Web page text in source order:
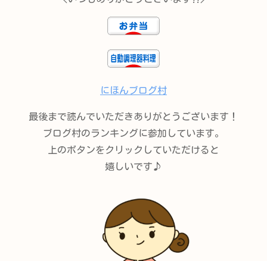
にほんブログ村
最後まで読んでいただきありがとうございます！
ブログ村のランキングに参加しています。
上のボタンをクリックしていただけると
嬉しいです♪